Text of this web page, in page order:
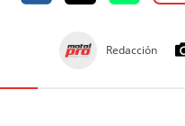
Redacción